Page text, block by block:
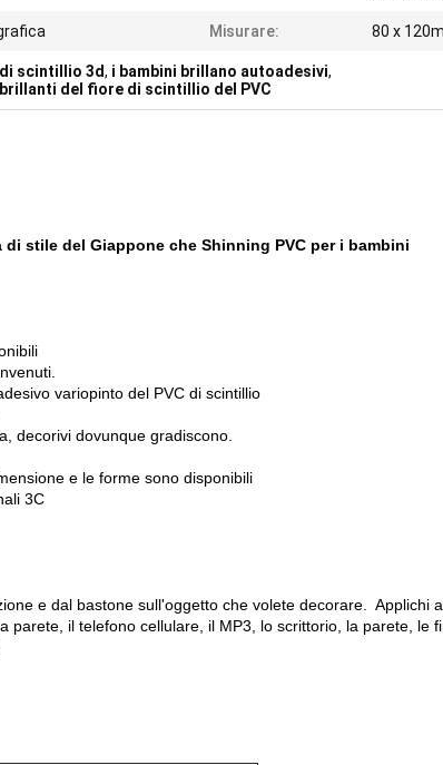
Misurare: 80 x
scintillio 3d, i bambini brillano autoadesivi,
del fiore di scintillio del PVC
stile del Giappone che Shinning PVC per i bambini
variopinto del PVC di scintillio
decorivi dovunque gradiscono.
e le forme sono disponibili
3C
e dal bastone sull'oggetto che volete decorare. Applichi
parete, il telefono cellulare, il MP3, lo scrittorio, la parete, le